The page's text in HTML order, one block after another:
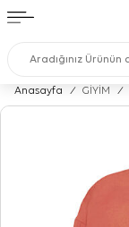
Anasayfa / GİYİM /